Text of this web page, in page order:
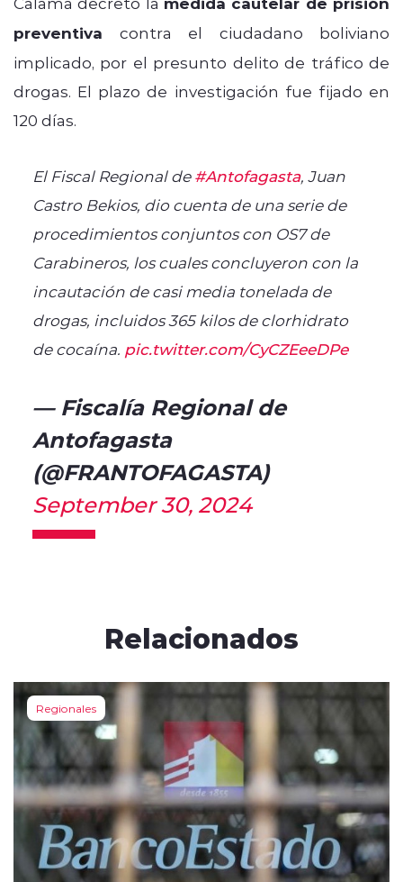
preventiva contra el ciudadano boliviano
implicado, por el presunto delito de tráfico de
drogas. El plazo de investigación fue fijado en
120 días.
El Fiscal Regional de#Antofagasta, Juan
Castro Bekios, dio cuenta de una serie de
procedimientos conjuntos con OS7 de
Carabineros, los cuales concluyeron con la
incautación de casi media tonelada de
drogas, incluidos 365 kilos de clorhidrato
de cocaína. pic.twitter.com/CyCZEeeDPe
— Fiscalía Regional de
Antofagasta
(@FRANTOFAGASTA)
September 30, 2024
Relacionados
Regionales